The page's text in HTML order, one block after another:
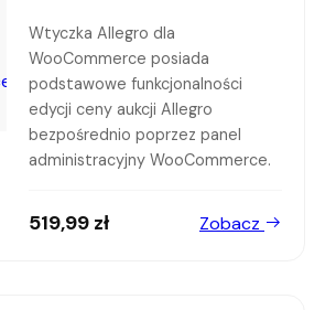
Wtyczka Allegro dla
WooCommerce posiada
podstawowe funkcjonalności
edycji ceny aukcji Allegro
bezpośrednio poprzez panel
administracyjny WooCommerce.
519,99 zł Zobacz